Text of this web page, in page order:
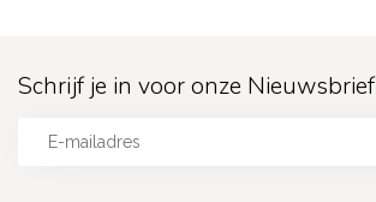
Schrijf je in voor onze Nieuwsbrief